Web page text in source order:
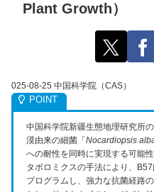
Plant Growth）
025-08-25 中国科学院（CAS）
中国科学院新疆生態地理研究所
漠由来の細菌「 Nocardiopsis
への耐性を同時に実現する可能
タボロミクスの手法により、
プログラムし、強力な抗菌経路